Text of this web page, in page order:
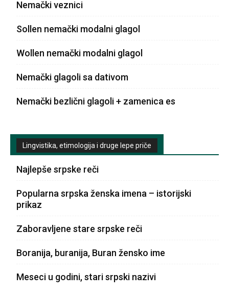
Nemački veznici
Sollen nemački modalni glagol
Wollen nemački modalni glagol
Nemački glagoli sa dativom
Nemački bezlični glagoli + zamenica es
Lingvistika, etimologija i druge lepe priče
Najlepše srpske reči
Popularna srpska ženska imena – istorijski
prikaz
Zaboravljene stare srpske reči
Boranija, buranija, Buran žensko ime
Meseci u godini, stari srpski nazivi